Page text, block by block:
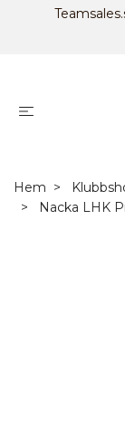
Hem
Nacka LHK